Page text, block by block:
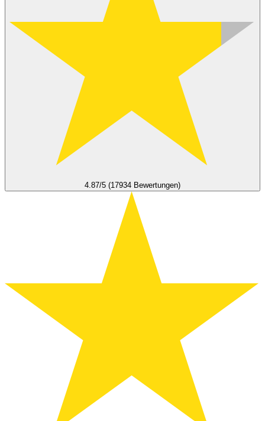
4.87/5 (17934 Bewertungen)